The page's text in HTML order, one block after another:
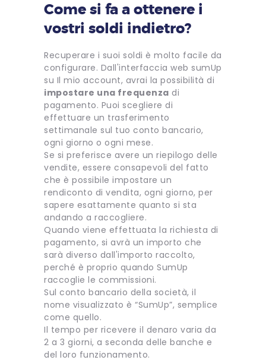
Come si fa a ottenere i
vostri soldi indietro?
Recuperare i suoi soldi è molto facile da
configurare. Dall'interfaccia web sumUp
su Il mio account, avrai la possibilità di
impostare una frequenza di
pagamento. Puoi scegliere di
effettuare un trasferimento
settimanale sul tuo conto bancario,
ogni giorno o ogni mese.
Se si preferisce avere un riepilogo delle
vendite, essere consapevoli del fatto
che è possibile impostare un
rendiconto di vendita, ogni giorno, per
sapere esattamente quanto si sta
andando a raccogliere.
Quando viene effettuata la richiesta di
pagamento, si avrà un importo che
sarà diverso dall'importo raccolto,
perché è proprio quando SumUp
raccoglie le commissioni.
Sul conto bancario della società, il
nome visualizzato è “SumUp”, semplice
come quello.
Il tempo per ricevere il denaro varia da
2 a 3 giorni, a seconda delle banche e
del loro funzionamento.